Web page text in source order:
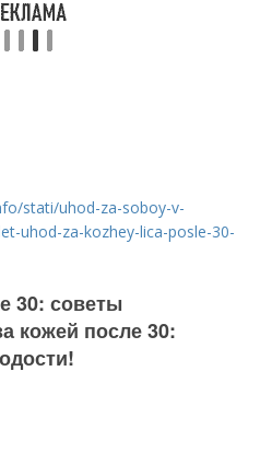
stati/uhod-za-soboy-v-
uhod-za-kozhey-lica-posle-30-
30: советы
кожей после 30: